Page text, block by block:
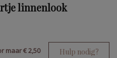
linnenlook
maar€ 2,50 Hulp nodig?